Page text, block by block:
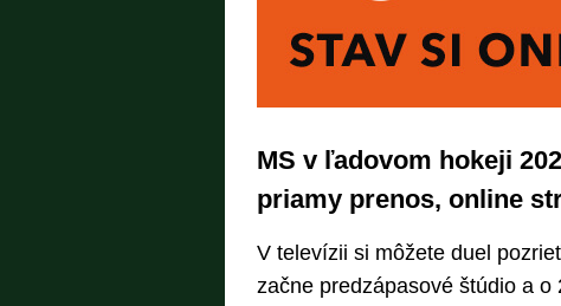
MS v ľadovom hokeji
priamy prenos, online
V televízii si môžete duel
začne predzápasové štúdio a